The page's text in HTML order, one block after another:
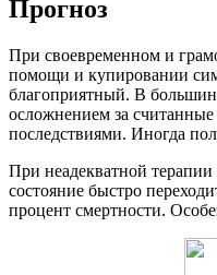
Прогноз
При своевременном и
помощи и купировании
благоприятный. В
осложнением за
последствиями. Иногда
При неадекватной
состояние быстро
процент смертности.